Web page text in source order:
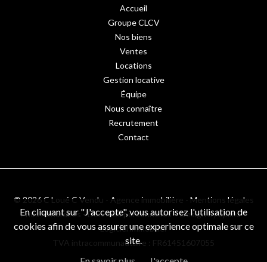
Accueil
Groupe CLCV
Nos biens
Ventes
Locations
Gestion locative
Équipe
Nous connaître
Recrutement
Contact
© 2026 C Loué C Vendu - Agence immobilière - Mentions légales
/ nos honoraires-Données personnelles– Design byapimo™
Logiciel immobilier
TVA intracommunautaire : FR61451607055
En cliquant sur "J'accepte", vous autorisez l'utilisation de
cookies afin de vous assurer une experience optimale sur ce
site.